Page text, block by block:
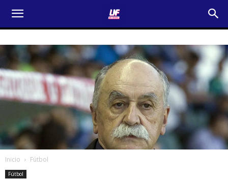
Inicio Fútbol
Fútbol